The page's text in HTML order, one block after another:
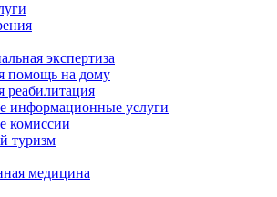
экспертиза
помощь на дому
информационные услуги
комиссии
туризм
медицина